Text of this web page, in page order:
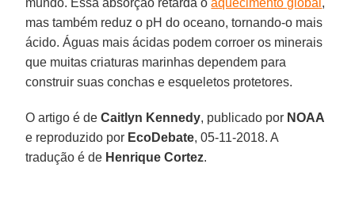
mas também reduz o pH do oceano, tornando-o mais
ácido. Águas mais ácidas podem corroer os minerais
que muitas criaturas marinhas dependem para
construir suas conchas e esqueletos protetores.
O artigo é deCaitlyn Kennedy, publicado por NOAA
e reproduzido por EcoDebate, 05-11-2018. A
tradução é de Henrique Cortez.